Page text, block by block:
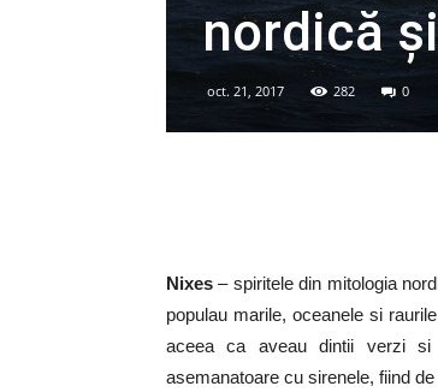
nordică
oct. 21, 2017 282 0
Nixes – spiritele din mitologia
populau marile, oceanele si
aceea ca aveau dintii verzi si
asemanatoare cu sirenele, fiind